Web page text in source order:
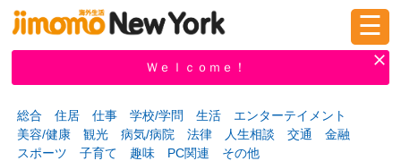
新規登録
掲示板 タウン情報 教えて！
☰
Ｗｅｌｃｏｍｅ！
総合 住居 仕事 学校/学問 生活
エンターテイメント
美容/健康
観光 病気/病院 法律 人生相談 交通
金融
スポーツ
子育て 趣味 PC関連 その他